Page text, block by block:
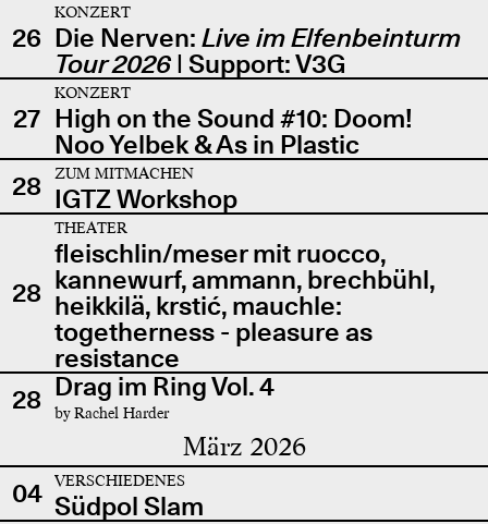
26
KONZERT
Die Nerven: Live im Elfenbeinturm
Tour 2026| Support: V3G
27
KONZERT
High on the Sound #10: Doom!
Noo Yelbek & As in Plastic
28
ZUM MITMACHEN
IGTZ Workshop
28
THEATER
fleischlin/meser mit ruocco,
kannewurf, ammann, brechbühl,
heikkilä, krstić, mauchle:
togetherness - pleasure as
resistance
28 Drag im Ring Vol. 4
by Rachel Harder
März 2026
04 VERSCHIEDENES
Südpol Slam